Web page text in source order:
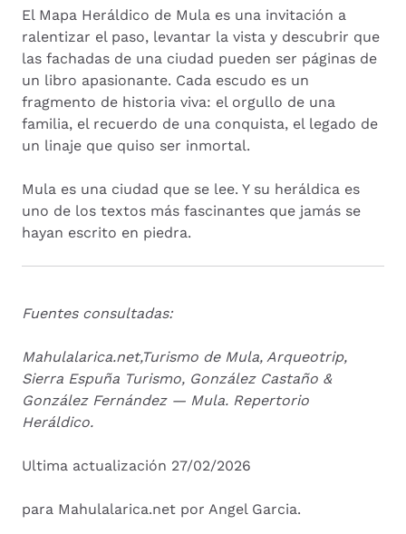
El Mapa Heráldico de Mula es una invitación a
ralentizar el paso, levantar la vista y descubrir que
las fachadas de una ciudad pueden ser páginas de
un libro apasionante. Cada escudo es un
fragmento de historia viva: el orgullo de una
familia, el recuerdo de una conquista, el legado de
un linaje que quiso ser inmortal.
Mula es una ciudad que se lee. Y su heráldica es
uno de los textos más fascinantes que jamás se
hayan escrito en piedra.
Fuentes consultadas:
Mahulalarica.net,Turismo de Mula, Arqueotrip,
Sierra Espuña Turismo, González Castaño &
González Fernández — Mula. Repertorio
Heráldico.
Ultima actualización 27/02/2026
para Mahulalarica.net por Angel Garcia.